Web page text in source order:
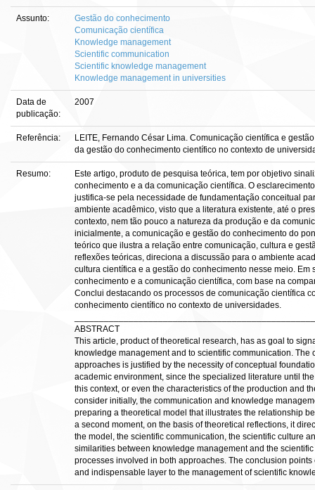
Assunto:
Gestão do conhecimento
Comunicação científica
Knowledge management
Scientific communication
Scientific knowledge management
Knowledge management in universities
Data de
publicação:
2007
Referência:
LEITE, Fernando César Lima. Comunicação científica e
da gestão do conhecimento científico no contexto de
Resumo:
Este artigo, produto de pesquisa teórica, tem por objetivo
conhecimento e a da comunicação científica. O
justifica-se pela necessidade de fundamentação conceitual
ambiente acadêmico, visto que a literatura existente, até o
contexto, nem tão pouco a natureza da produção e da
inicialmente, a comunicação e gestão do conhecimento do
teórico que ilustra a relação entre comunicação, cultura e
reflexões teóricas, direciona a discussão para o ambiente
cultura científica e a gestão do conhecimento nesse meio.
conhecimento e a comunicação científica, com base na
Conclui destacando os processos de comunicação científica
conhecimento científico no contexto de universidades.
ABSTRACT
This article, product of theoretical research, has as goal to
knowledge management and to scientific communication.
approaches is justified by the necessity of conceptual
academic environment, since the specialized literature until
this context, or even the characteristics of the production and
consider initially, the communication and knowledge
preparing a theoretical model that illustrates the relationship
a second moment, on the basis of theoretical reflections, it
the model, the scientific communication, the scientific culture
similarities between knowledge management and the
processes involved in both approaches. The conclusion
and indispensable layer to the management of scientific